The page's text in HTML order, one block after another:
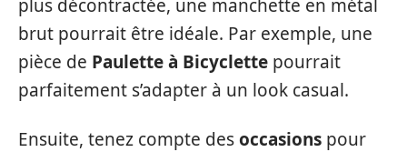
plus décontractée, une manchette en métal
brut pourrait être idéale. Par exemple, une
pièce de Paulette à Bicyclette pourrait
parfaitement s’adapter à un look casual.
Ensuite, tenez compte desoccasions pour